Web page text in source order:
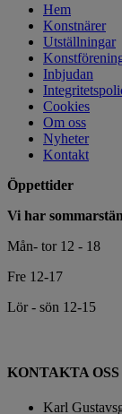
Hem
Konstnärer
Utställningar
Inbjudan
Cookies
Om oss
Nyheter
Kontakt
Öppettider
Vi har
Mån- tor 12 - 18
Fre 12-17
Lör - sön 12-15
KONTAKTA OSS
Karl